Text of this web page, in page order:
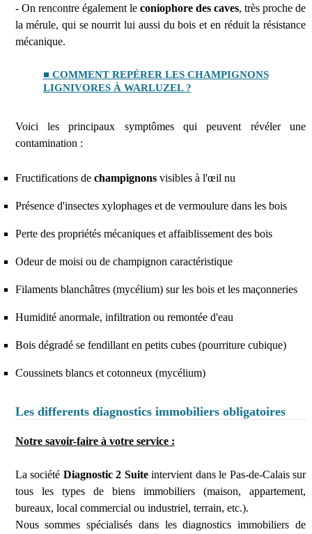
- On rencontre également le coniophore des caves, très proche de
la mérule, qui se nourrit lui aussi du bois et en réduit la résistance
mécanique.
■ COMMENT REPÉRER LES CHAMPIGNONS
LIGNIVORES À WARLUZEL ?
Voici les principaux symptômes qui peuvent révéler une
contamination :
Fructifications de champignonsvisibles à l'œil nu
Présence d'insectes xylophages et de vermoulure dans les bois
Perte des propriétés mécaniques et affaiblissement des bois
Odeur de moisi ou de champignon caractéristique
Filaments blanchâtres (mycélium) sur les bois et les maçonneries
Humidité anormale, infiltration ou remontée d'eau
Bois dégradé se fendillant en petits cubes (pourriture cubique)
Coussinets blancs et cotonneux (mycélium)
Les differents diagnostics immobiliers obligatoires
Notre savoir-faire à votre service :
La société Diagnostic 2 Suiteintervient dans le Pas-de-Calais sur
tous les types de biens immobiliers (maison, appartement,
bureaux, local commercial ou industriel, terrain, etc.).
Nous sommes spécialisés dans les diagnostics immobiliers de